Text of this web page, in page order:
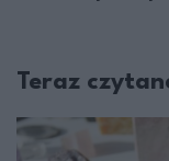
Teraz